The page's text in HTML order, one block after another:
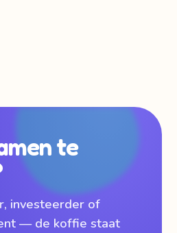
te
investeerder of
— de koffie staat